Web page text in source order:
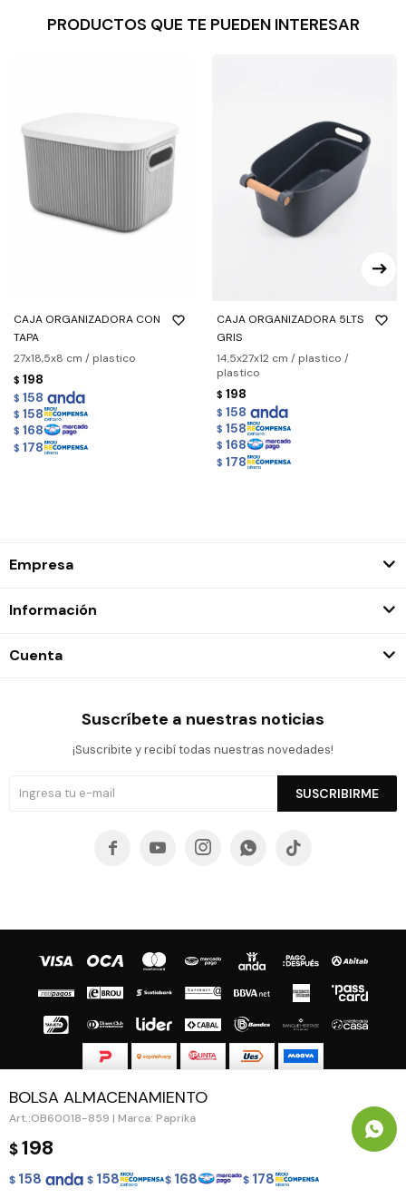
BOLSA ALMACENAMIENTO
OB60018-859 | Marca: Paprika
$198
$ 158 $ 158 $ 168 $ 178
PRODUCTOS QUE TE PUEDEN INTERESAR
CAJA ORGANIZADORA CON
TAPA
27x18,5x8 cm / plastico
$ 198
$ 158
$ 158
$ 168
$ 178
CAJA ORGANIZADORA 5LTS
GRIS
14,5x27x12 cm / plastico /
plastico
$ 198
$ 158
$ 158
$ 168
$ 178
Empresa
Información
Cuenta
Suscríbete a nuestras noticias
¡Suscribite y recibí todas nuestras novedades!
SUSCRIBIRME
    
© Copyright 2026 / Guapa - Paprika